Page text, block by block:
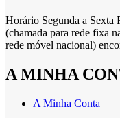
Horário Segunda a Sexta
(chamada para rede fixa
rede móvel nacional)
A MINHA
A Minha Conta